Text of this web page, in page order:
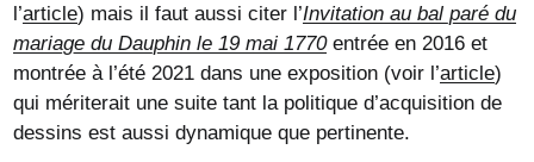
l’article) mais il faut aussi citer l’Invitation au bal paré du
mariage du Dauphin le 19 mai 1770entrée en 2016 et
montrée à l’été 2021 dans une exposition (voir l’article)
qui mériterait une suite tant la politique d’acquisition de
dessins est aussi dynamique que pertinente.